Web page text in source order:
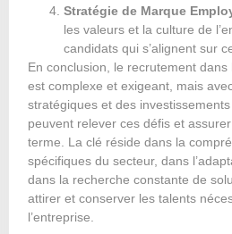
Stratégie de Marque
les valeurs et la culture de
candidats qui s’alignent sur
En conclusion, le recrutement
est complexe et exigeant, mais
stratégiques et des
peuvent relever ces défis et
terme. La clé réside dans la
spécifiques du secteur, dans
dans la recherche constante de
attirer et conserver les talents
l’entreprise.